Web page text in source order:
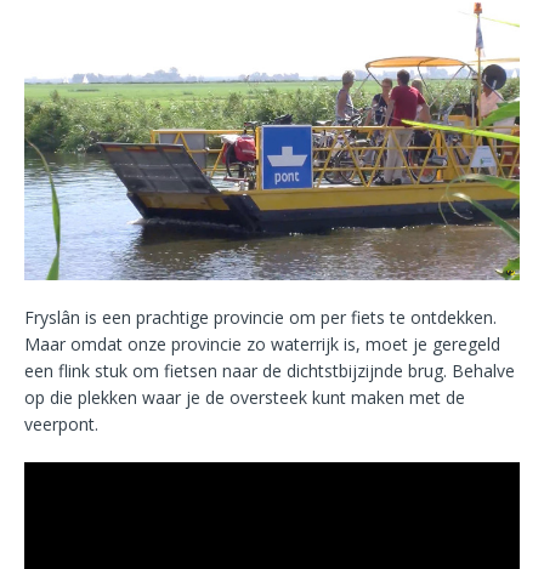
Fryslân is een prachtige provincie om per fiets te ontdekken.
Maar omdat onze provincie zo waterrijk is, moet je geregeld
een flink stuk om fietsen naar de dichtstbijzijnde brug. Behalve
op die plekken waar je de oversteek kunt maken met de
veerpont.